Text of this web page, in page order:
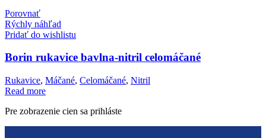
Porovnať
Rýchly náhľad
Pridať do wishlistu
Borin rukavice bavlna-nitril celomáčané
Rukavice, Máčané, Celomáčané, Nitril
Read more
Pre zobrazenie cien sa prihláste